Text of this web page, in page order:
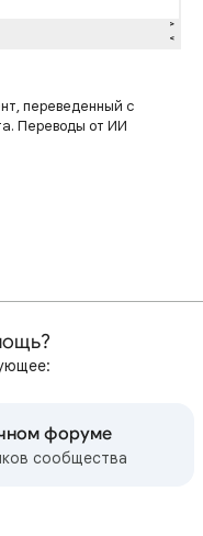
переведенный с
Переводы от ИИ
форуме
сообщества